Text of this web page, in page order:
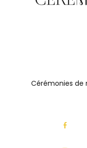
Cérémonies de